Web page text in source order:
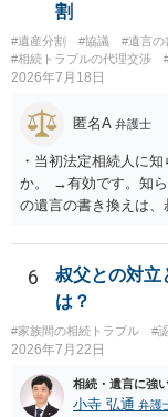
割
#遺産分割 #協議 #遺言の
#相続トラブルの代理交渉
2026年7月18日
匿名A 弁護士
・当初法定相続人に
か。 →有効です。知
の遺言の書き換えは
ますか。 →本人が自
です。客観的な基準
することはできます
ないということでし
と拒否することはでき
6
叔父との対立
は？
#家族間の相続トラブル #
2026年7月22日
相続・遺言に強
小寺 弘通 弁護